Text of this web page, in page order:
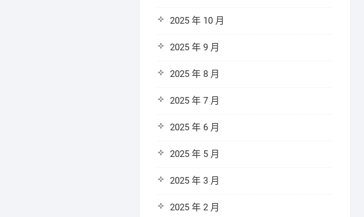
2025 年 10 月
2025 年 9 月
2025 年 8 月
2025 年 7 月
2025 年 6 月
2025 年 5 月
2025 年 3 月
2025 年 2 月